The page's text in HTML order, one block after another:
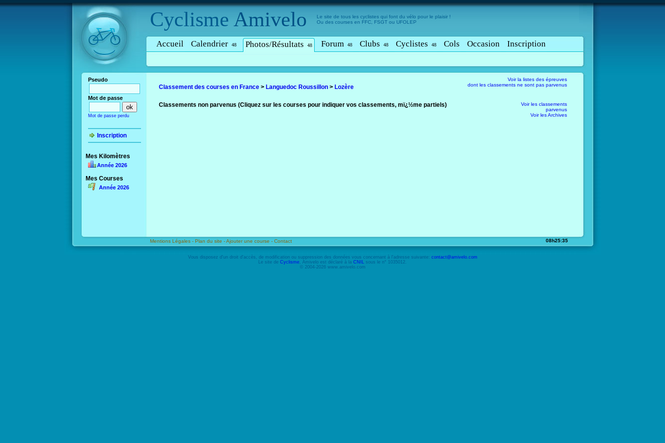
Cyclisme Amivelo
Le site de tous les cyclistes qui font du vélo pour le plaisir !
Ou des courses en FFC, FSGT ou UFOLEP
Accueil Calendrier 48 Photos/Résultats 48 Forum 48 Clubs 48 Cyclistes 48 Cols Occasion Inscription
Pseudo
Mot de passe
Mot de passe perdu
Inscription
Mes Kilomètres
Année 2026
Mes Courses
Année 2026
Classement des courses en France > Languedoc Roussillon > Lozère
Voir la listes des épreuves
dont les classements ne sont pas parvenus
Classements non parvenus (Cliquez sur les courses pour indiquer vos classements, mï¿½me partiels)
Voir les classements
parvenus
Voir les Archives
Mentions Légales - Plan du site -Ajouter une course - Contact 08h25:35
Vous disposez d'un droit d'accès, de modification ou suppression des données vous concernant à l'adresse suivante: contact@amivelo.com
Le site de Cyclisme, Amivelo est déclaré à la CNIL sous le n° 1035012.
© 2004-2026 www.amivelo.com